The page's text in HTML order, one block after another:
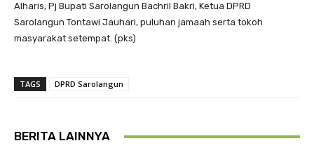
Alharis, Pj Bupati Sarolangun Bachril Bakri, Ketua DPRD
Sarolangun Tontawi Jauhari, puluhan jamaah serta tokoh
masyarakat setempat. (pks)
TAGS DPRD Sarolangun
BERITA LAINNYA